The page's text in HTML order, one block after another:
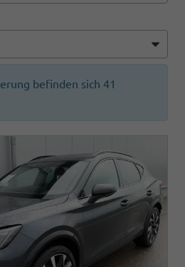
befinden sich 41